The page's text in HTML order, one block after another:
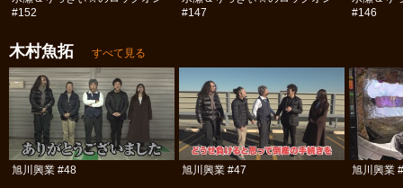
#152
#147
#146
木村魚拓 すべて見る
旭川興業 #48 旭川興業 #47 旭川興業